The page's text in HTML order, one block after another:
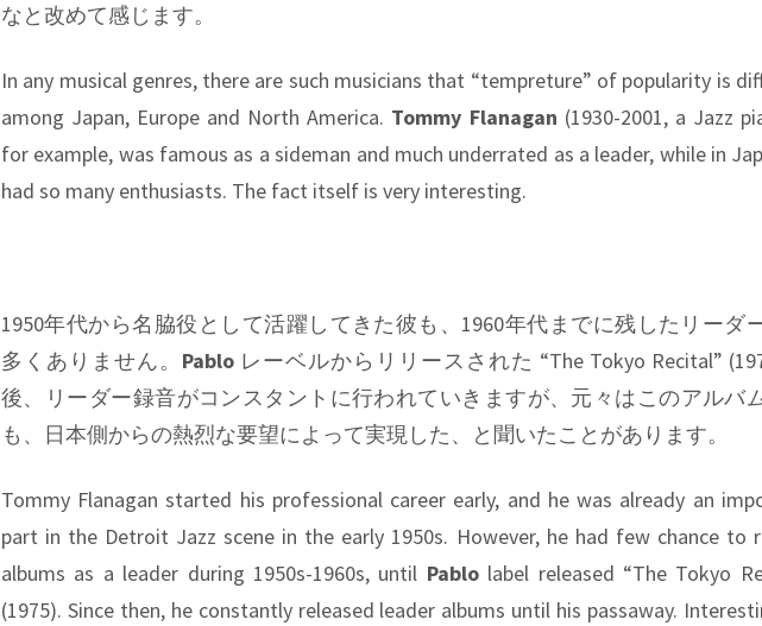
なと改めて感じます。
In any musical genres, there are such musicians that “tempreture” of popularity is
among Japan, Europe and North America. Tommy Flanagan (1930-2001, a Jazz
for example, was famous as a sideman and much underrated as a leader, while in
had so many enthusiasts. The fact itself is very interesting.
1950年代から名脇役として活躍してきた彼も、1960年代までに残したリーダ
多くありません。 Pabloレーベルからリリースされた “The Tokyo Recital”
後、リーダー録音がコンスタントに行われていきますが、元々はこのアルバ
も、日本側からの熱烈な要望によって実現した、と聞いたことがあります。
Tommy Flanagan started his professional career early, and he was already an
part in the Detroit Jazz scene in the early 1950s. However, he had few chance to
albums as a leader during 1950s-1960s, until Pablolabel released “The Tokyo
(1975). Since then, he constantly released leader albums until his passaway.